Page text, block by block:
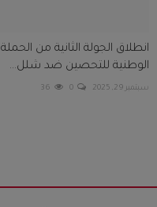
انطلاق الجولة الثانية من الحملة
الوطنية للتحصين ضد شلل...
سبتمبر 29, 2025 0
36